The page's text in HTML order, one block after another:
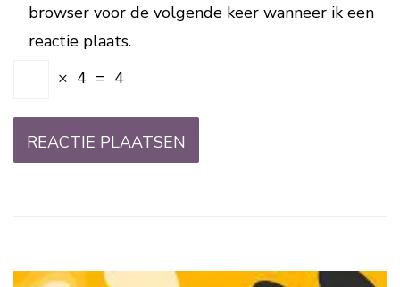
browser voor de volgende keer wanneer ik een
reactie plaats.
× 4 = 4